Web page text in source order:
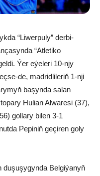
“Liwerpuly” derbi-
“Atletiko
Ýer eýeleri 10-njy
de, madridlileriň 1-nji
başynda salan
Hulian Alwaresi (37),
gollary bilen 3-1
Pepiniň geçiren goly
duşuşygynda Belgiýanyň